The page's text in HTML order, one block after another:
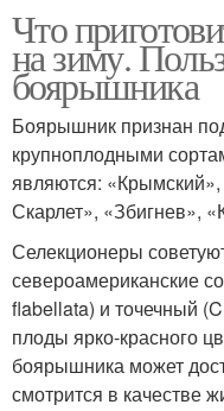
Что
на зиму.
боярышника
Боярышник признан
крупноплодными
являются:
Скарлет», «Збигнев»,
Селекционеры
североамериканские
flabellata) и точечный
плоды ярко-красного
боярышника может
смотрится в качестве